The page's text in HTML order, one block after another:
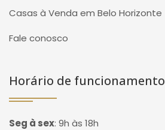
Casas à Venda em Belo Horizonte
Fale conosco
Horário de funcionamento
Seg à sex: 9h às 18h